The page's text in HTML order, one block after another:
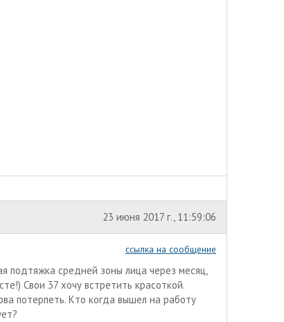
23 июня 2017 г., 11:59:06
ссылка на сообщение
подтяжка средней зоны лица через месяц,
Свои 37 хочу встретить красоткой.
потерпеть. Кто когда вышел на работу